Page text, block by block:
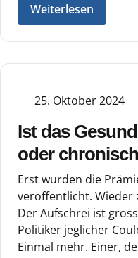
Weiterlesen
25. Oktober 2024
Ist das
oder
Erst wurden die
veröffentlicht. Wieder
Der Aufschrei ist
Politiker jeglicher
Einmal mehr. Einer,